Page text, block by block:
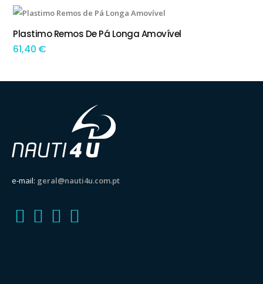
ADICIONAR
Plastimo Remos De Pá Longa Amovível
61,40 €
e-mail: geral@nauti4u.com.pt